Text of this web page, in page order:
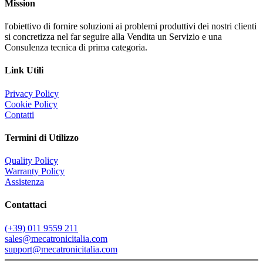
Mission
l'obiettivo di fornire soluzioni ai problemi produttivi dei nostri clienti
si concretizza nel far seguire alla Vendita un Servizio e una
Consulenza tecnica di prima categoria.
Link Utili
Privacy Policy
Cookie Policy
Contatti
Termini di Utilizzo
Quality Policy
Warranty Policy
Assistenza
Contattaci
(+39) 011 9559 211
sales@mecatronicitalia.com
support@mecatronicitalia.com